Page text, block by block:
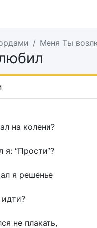
Меня Ты
на колени?
я: “Прости”?
я решенье
не плакать,